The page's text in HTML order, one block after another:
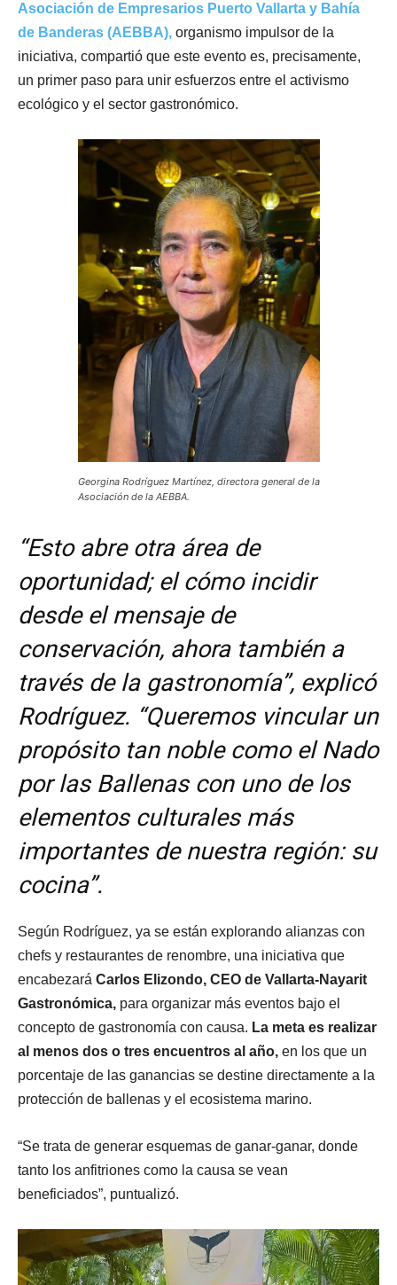
Asociación de Empresarios Puerto Vallarta y Bahía
de Banderas (AEBBA), organismo impulsor de la
iniciativa, compartió que este evento es, precisamente,
un primer paso para unir esfuerzos entre el activismo
ecológico y el sector gastronómico.
Georgina Rodríguez Martínez, directora general de la
Asociación de la AEBBA.
“Esto abre otra área de
oportunidad; el cómo incidir
desde el mensaje de
conservación, ahora también a
través de la gastronomía”, explicó
Rodríguez. “Queremos vincular un
propósito tan noble como el Nado
por las Ballenas con uno de los
elementos culturales más
importantes de nuestra región: su
cocina”.
Según Rodríguez, ya se están explorando alianzas con
chefs y restaurantes de renombre, una iniciativa que
encabezará Carlos Elizondo, CEO de Vallarta-Nayarit
Gastronómica, para organizar más eventos bajo el
concepto de gastronomía con causa. La meta es realizar
al menos dos o tres encuentros al año, en los que un
porcentaje de las ganancias se destine directamente a la
protección de ballenas y el ecosistema marino.
“Se trata de generar esquemas de ganar-ganar, donde
tanto los anfitriones como la causa se vean
beneficiados”, puntualizó.